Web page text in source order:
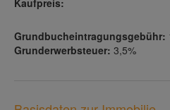
Kaufpreis:
Grundbucheintragungsgebühr:
Grunderwerbsteuer: 3,5%